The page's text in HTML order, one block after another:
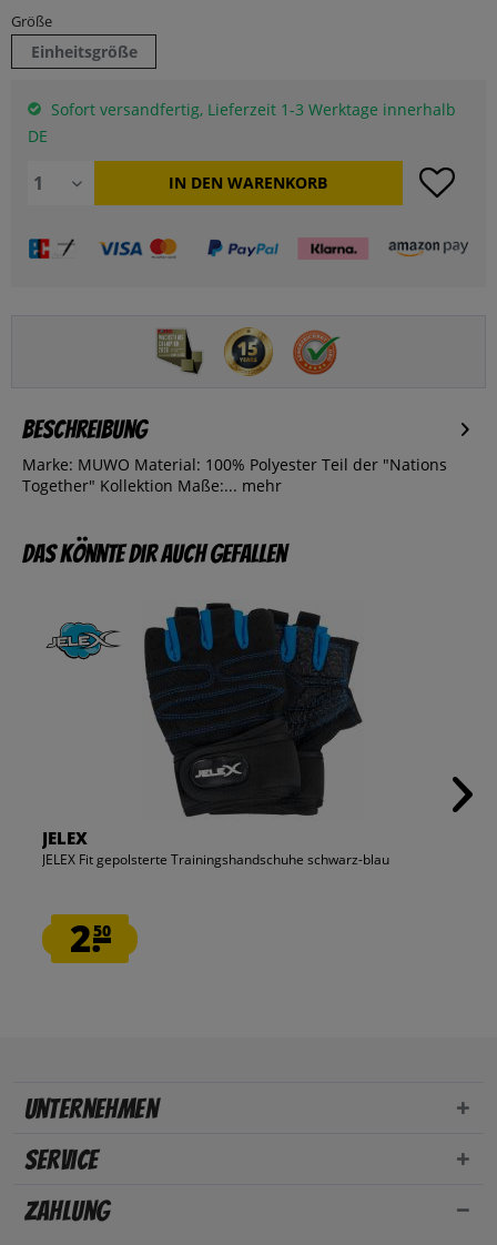
Größe
Einheitsgröße
Sofort versandfertig, Lieferzeit 1-3 Werktage innerhalb
DE
IN DEN WARENKORB
Beschreibung
Marke: MUWO Material: 100% Polyester Teil der "Nations
Together" Kollektion Maße:... mehr
Das könnte dir auch gefallen
JELEX
JELEX Fit gepolsterte Trainingshandschuhe schwarz-blau
2.50
Unternehmen
Service
Zahlung